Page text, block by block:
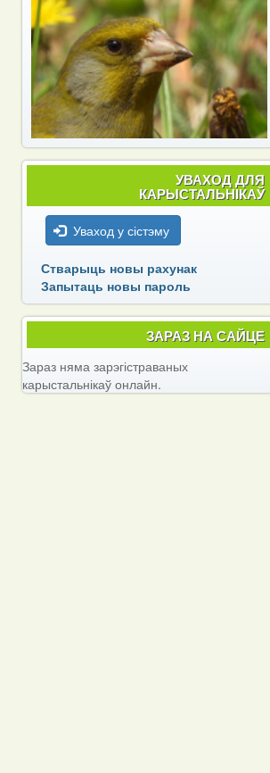
УВАХОД ДЛЯ
КАРЫСТАЛЬНІКАЎ
Уваход у сістэму
Стварыць новы рахунак
Запытаць новы пароль
ЗАРАЗ НА САЙЦЕ
Зараз няма зарэгістраваных
карыстальнікаў онлайн.